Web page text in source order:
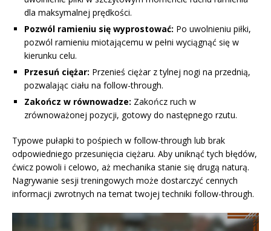
dla maksymalnej prędkości.
Pozwól ramieniu się wyprostować: Po uwolnieniu piłki,
pozwól ramieniu miotającemu w pełni wyciągnąć się w
kierunku celu.
Przesuń ciężar: Przenieś ciężar z tylnej nogi na przednią,
pozwalając ciału na follow-through.
Zakończ w równowadze: Zakończ ruch w
zrównoważonej pozycji, gotowy do następnego rzutu.
Typowe pułapki to pośpiech w follow-through lub brak
odpowiedniego przesunięcia ciężaru. Aby uniknąć tych błędów,
ćwicz powoli i celowo, aż mechanika stanie się drugą naturą.
Nagrywanie sesji treningowych może dostarczyć cennych
informacji zwrotnych na temat twojej techniki follow-through.